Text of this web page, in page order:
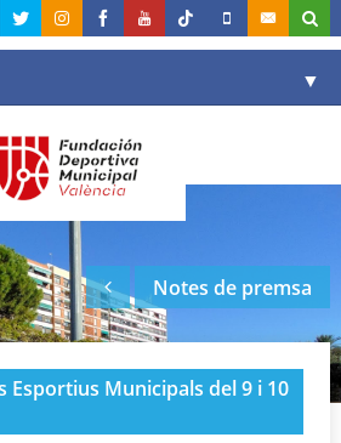
▼
▼
Notes de premsa
Esportius Municipals del 9 i 10